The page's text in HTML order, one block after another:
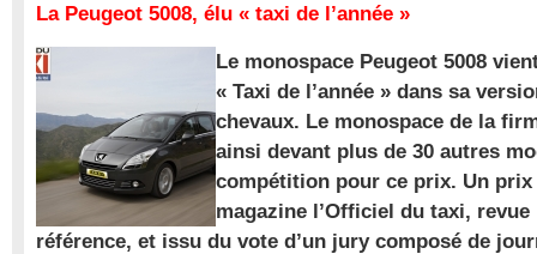
La Peugeot 5008, élu « taxi de l’année »
Le monospace Peugeot 5008
« Taxi de l’année » dans sa
chevaux. Le monospace de la
ainsi devant plus de 30 autres
compétition pour ce prix. Un
magazine l’Officiel du taxi,
référence, et issu du vote d’un jury composé de